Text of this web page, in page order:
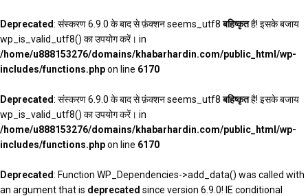
Deprecated: संस्करण 6.9.0 के बाद से फ़ंक्शन seems_utf8बहिष्कृतहै! इसके बजाय
wp_is_valid_utf8() का उपयोग करें। in
/home/u888153276/domains/khabarhardin.com/public_html/wp-
includes/functions.phpon line 6170
Deprecated: संस्करण 6.9.0 के बाद से फ़ंक्शन seems_utf8बहिष्कृतहै! इसके बजाय
wp_is_valid_utf8() का उपयोग करें। in
/home/u888153276/domains/khabarhardin.com/public_html/wp-
includes/functions.phpon line 6170
Deprecated: Function WP_Dependencies->add_data() was called with
an argument that is deprecated since version 6.9.0! IE conditional